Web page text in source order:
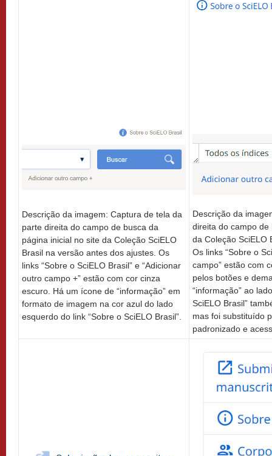
Descrição da imagem: Captura de tela da
parte direita do campo de busca da
página inicial no site da Coleção SciELO
Brasil na versão antes dos ajustes. Os
links “Sobre o SciELO Brasil” e “Adicionar
outro campo +” estão com cor cinza
escuro. Há um ícone de “informação” em
formato de imagem na cor azul do lado
esquerdo do link “Sobre o SciELO Brasil”.
Descrição da
direita do campo de
da Coleção SciELO
Os links “Sobre o
campo” estão com
pelos botões e
“informação” ao
SciELO Brasil”
mas foi substituído
padronizado e